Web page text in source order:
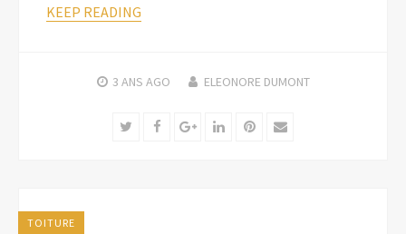
KEEP READING
3 ANS AGO ELEONORE DUMONT
TwitterFacebookGoogle+LinkedInPinterest
Email
TOITURE